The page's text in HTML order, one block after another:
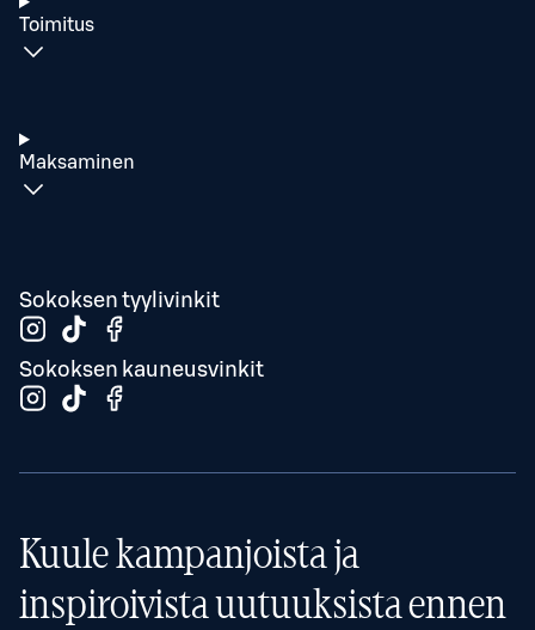
Toimitus
Maksaminen
Sokoksen tyylivinkit
Sokoksen kauneusvinkit
Kuule kampanjoista ja
inspiroivista uutuuksista ennen